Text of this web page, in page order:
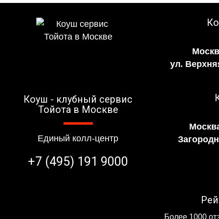
Коуш - клубный сервис
Тойота в Москве
Единый колл-центр
+7 (495) 191 9000
ул.
Более 1000